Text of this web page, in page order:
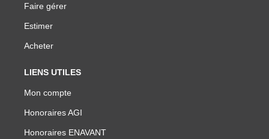
Faire gérer
Estimer
Acheter
LIENS UTILES
Mon compte
Honoraires AGI
Honoraires ENAVANT